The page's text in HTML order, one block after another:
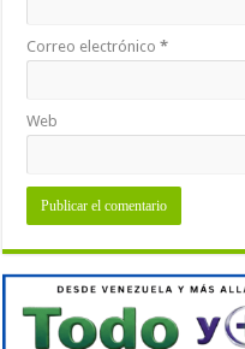
Correo electrónico*
Web